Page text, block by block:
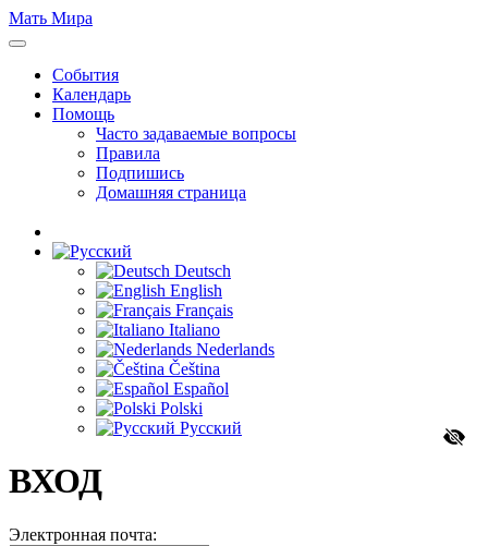
Мать Мира
События
Календарь
Помощь
Часто задаваемые вопросы
Правила
Подпишись
Домашняя страница
Deutsch
English
Français
Italiano
Nederlands
Čeština
Español
Polski
Русский
ВХОД
Электронная почта: